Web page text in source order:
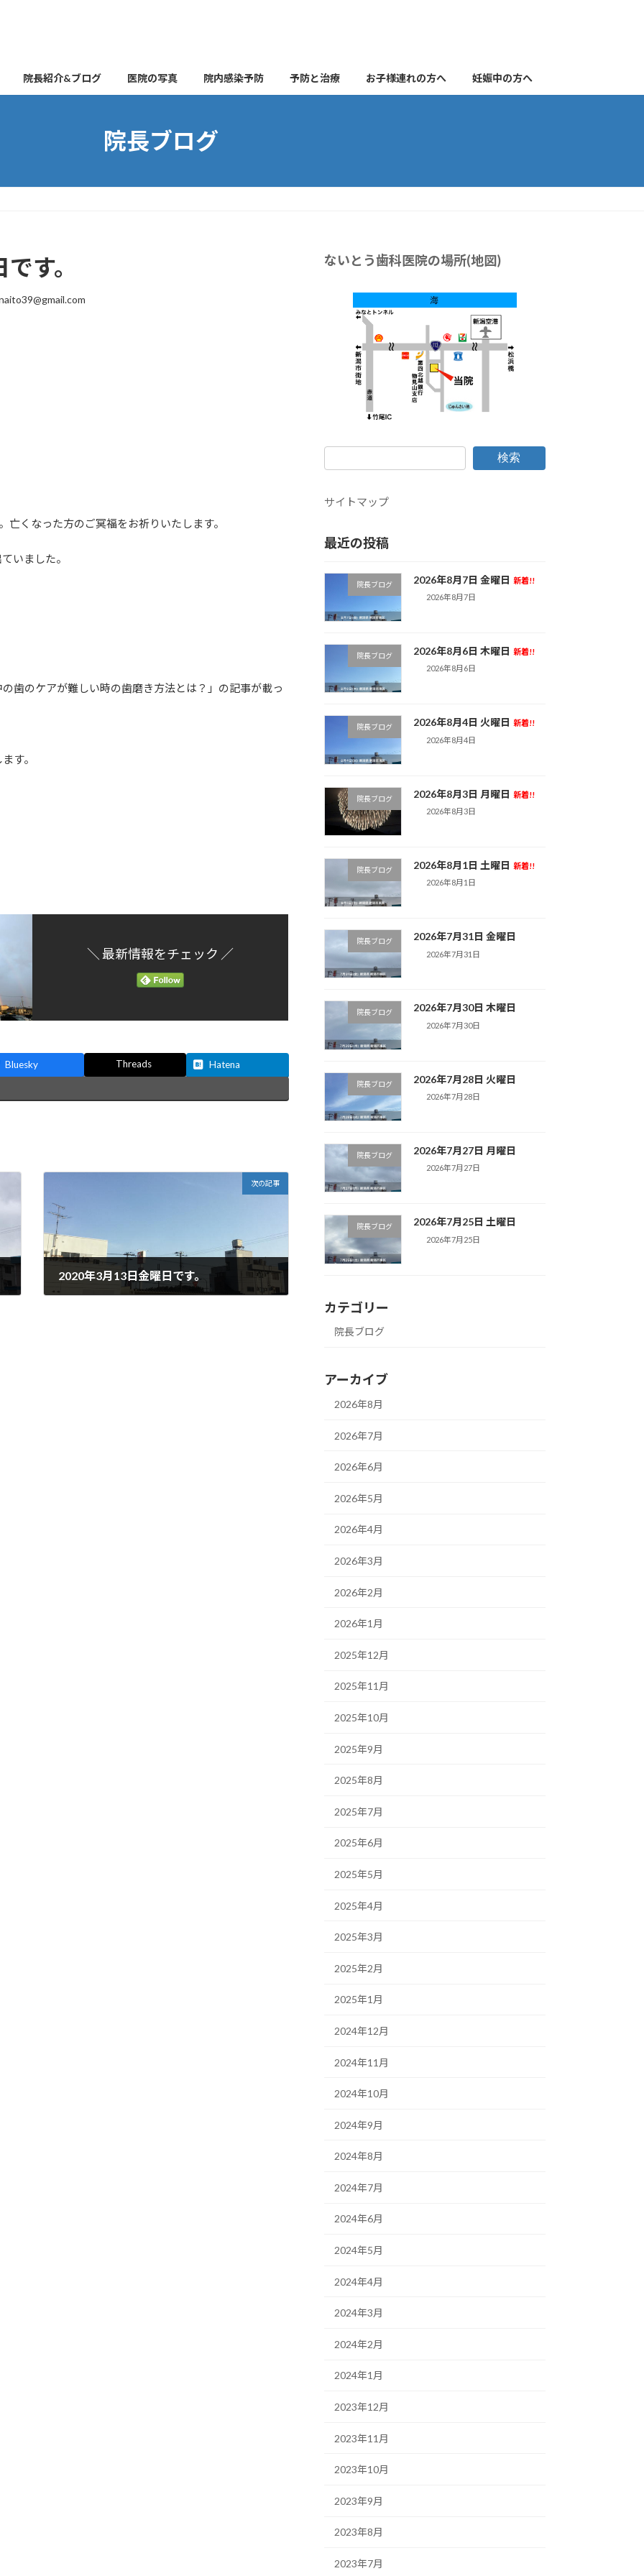
院長紹介&ブログ 医院の写真 院内感染予防 予防と治療 お子様連れの方へ 妊娠中の方へ
院長ブログ
す。
くなった方のご冥福をお祈りいたします。
いました。
歯のケアが難しい時の歯磨き方法とは？」の記事が載っ
す。
＼ 最新情報をチェック ／
Bluesky Threads Hatena
次の記事
2020年3月13日金曜日です。
ないとう歯科医院の場所(地図)
検索
サイトマップ
最近の投稿
院長ブログ 2026年8月7日 金曜日 新着!!
2026年8月7日
院長ブログ 2026年8月6日 木曜日 新着!!
2026年8月6日
院長ブログ 2026年8月4日 火曜日 新着!!
2026年8月4日
院長ブログ 2026年8月3日 月曜日 新着!!
2026年8月3日
院長ブログ 2026年8月1日 土曜日 新着!!
2026年8月1日
院長ブログ 2026年7月31日 金曜日
2026年7月31日
院長ブログ 2026年7月30日 木曜日
2026年7月30日
院長ブログ 2026年7月28日 火曜日
2026年7月28日
院長ブログ 2026年7月27日 月曜日
2026年7月27日
院長ブログ 2026年7月25日 土曜日
2026年7月25日
カテゴリー
院長ブログ
アーカイブ
2026年8月
2026年7月
2026年6月
2026年5月
2026年4月
2026年3月
2026年2月
2026年1月
2025年12月
2025年11月
2025年10月
2025年9月
2025年8月
2025年7月
2025年6月
2025年5月
2025年4月
2025年3月
2025年2月
2025年1月
2024年12月
2024年11月
2024年10月
2024年9月
2024年8月
2024年7月
2024年6月
2024年5月
2024年4月
2024年3月
2024年2月
2024年1月
2023年12月
2023年11月
2023年10月
2023年9月
2023年8月
2023年7月